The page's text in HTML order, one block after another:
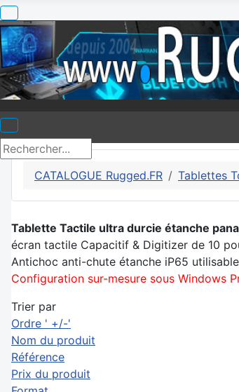
CATALOGUE Rugged.FR Tablettes
Tablette Tactile ultra durcie étanche
écran tactile Capacitif & Digitizer de 10
Antichoc anti-chute étanche iP65
Configuration sur-mesure sous Windows
Trier par
Ordre ' +/-'
Nom du produit
Référence
Prix du produit